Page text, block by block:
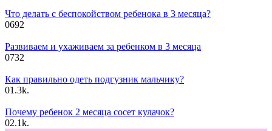
Что делать с беспокойством ребенока в 3 месяца?
0692
Развиваем и ухаживаем за ребенком в 3 месяца
0732
Как правильно одеть подгузник мальчику?
01.3k.
Почему ребенок 2 месяца сосет кулачок?
02.1k.